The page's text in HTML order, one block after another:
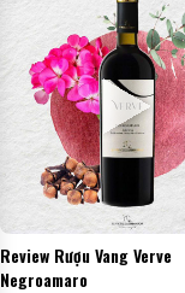
Review Rượu Vang Verve
Negroamaro